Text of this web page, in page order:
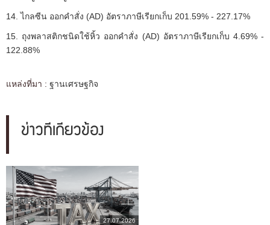
14. ไกลซีน ออกคำสั่ง (AD) อัตราภาษีเรียกเก็บ 201.59% - 227.17%
15. ถุงพลาสติกชนิดใช้หิ้ว ออกคำสั่ง (AD) อัตราภาษีเรียกเก็บ 4.69% -
122.88%
แหล่งที่มา : ฐานเศรษฐกิจ
ข่าวที่เกี่ยวข้อง
27.07.2026